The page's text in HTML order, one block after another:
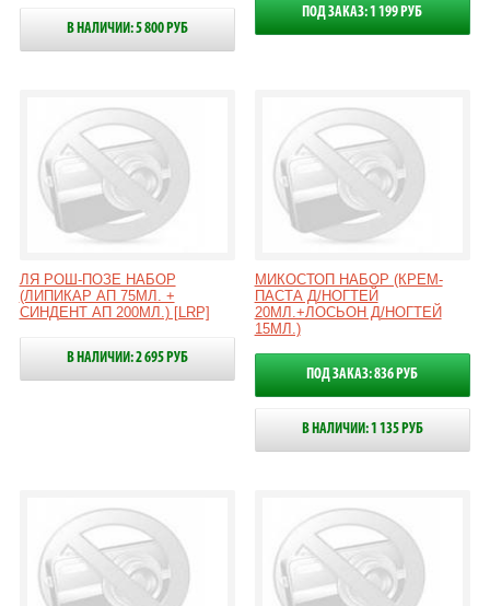
В НАЛИЧИИ: 5 800 РУБ
ПОД ЗАКАЗ: 1 199 РУБ
ЛЯ РОШ-ПОЗЕ НАБОР
(ЛИПИКАР АП 75МЛ. +
СИНДЕНТ АП 200МЛ.) [LRP]
В НАЛИЧИИ: 2 695 РУБ
МИКОСТОП НАБОР (КРЕМ-
ПАСТА Д/НОГТЕЙ
20МЛ.+ЛОСЬОН Д/НОГТЕЙ
15МЛ.)
ПОД ЗАКАЗ: 836 РУБ
В НАЛИЧИИ: 1 135 РУБ